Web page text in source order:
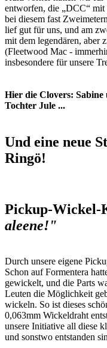
entworfen, die „DCC“
bei diesem fast
lief gut für uns, und am
mit dem legendären, aber
(Fleetwood Mac -
insbesondere für unsere
Hier die Clovers:
Tochter Jule ...
Und eine neue
Ringö!
Pickup-Wickel-
aleene!"
Durch unsere eigene
Schon auf Formentera
gewickelt, und die Parts
Leuten die Möglichkeit
wickeln. So ist dieses
0,063mm Wickeldraht
unsere Initiative all diese
und sonstwo entstanden